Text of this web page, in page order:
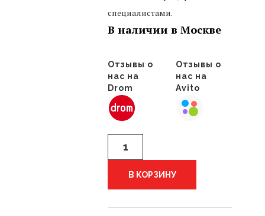
специалистами.
В наличии в Москве
Отзывы о
нас на
Drom
Отзывы о
нас на
Avito
Накладка
крышки
багажника
CITROEN
В КОРЗИНУ